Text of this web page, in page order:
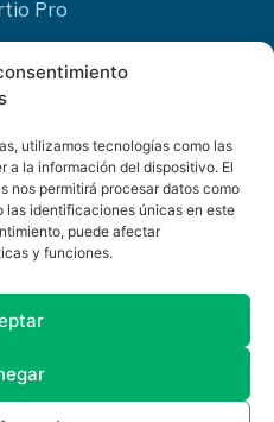
utilizamos tecnologías como las
a la información del dispositivo. El
nos permitirá procesar datos como
las identificaciones únicas en este
puede afectar
y funciones.
Pro
POR LOS FONDOS
DE RECUPERACIÓN